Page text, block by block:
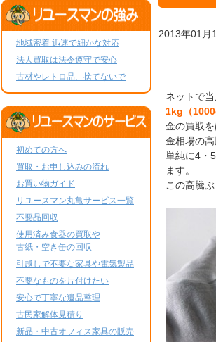
2013年01月
ネットで
1kg（
金の買取
金相場の
単純に4・
ます。
この高騰
地域密着 迅速で細かな対応
法人買取は法令遵守で安心
古材やレトロ品、捨てないで
初めての方へ
買取・お申し込みの流れ
お買い物ガイド
リユースマン丸亀サービス一覧
不要品回収
使用済み食器の買取や
古紙・空き缶の回収
引越しで不要な家具や電気製品
不要なものを片付けたい
安心で丁寧な遺品整理
古民家解体見積り
新品・中古オフィス家具の販売